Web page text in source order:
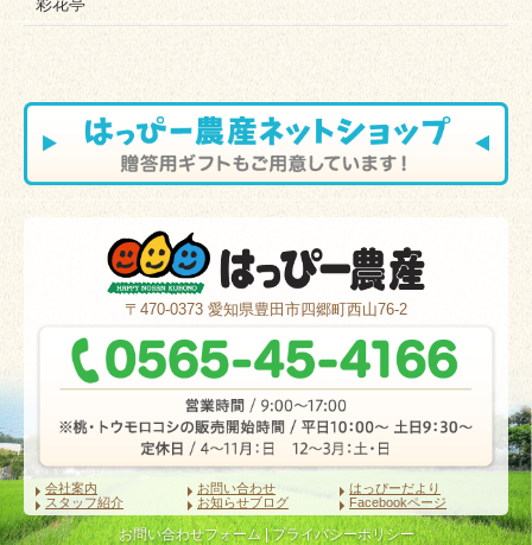
〒470-0373 愛知県豊田市四郷町西山76-2
会社案内 お問い合わせ
はっぴーだより
スタッフ紹介
お知らせブログ Facebookページ
お問い合わせフォーム|プライバシーポリシー